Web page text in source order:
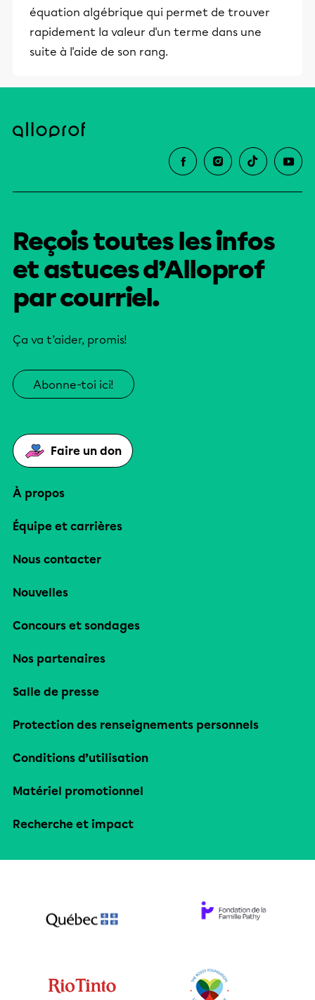
équation algébrique qui permet de trouver
rapidement la valeur d'un terme dans une
suite à l'aide de son rang.
Reçois toutes les infos
et astuces d’Alloprof
par courriel.
Ça va t’aider, promis!
Abonne-toi ici!
Faire un don
À propos
Équipe et carrières
Nous contacter
Nouvelles
Concours et sondages
Nos partenaires
Salle de presse
Protection des renseignements personnels
Conditions d’utilisation
Matériel promotionnel
Recherche et impact